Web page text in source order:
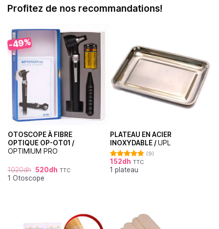
Profitez de nos recommandations!
-49%
OTOSCOPE À FIBRE
OPTIQUE OP-OT01 /
OPTIMIUM PRO
1020dh 520dh TTC
1 Otoscope
PLATEAU EN ACIER
INOXYDABLE /UPL
Note4.78
sur 5
(9)
152dh TTC
1 plateau